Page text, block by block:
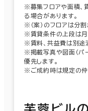
※募集フロアや面積、
る場合があります。
※（案）のフロアは分
※賃貸条件の上段は月
※賃料、共益費は別途
※掲載写真や図面（パ
優先します。
※ご成約時は規定の仲